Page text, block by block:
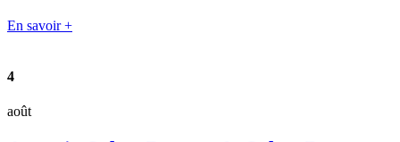
En savoir +
4
août